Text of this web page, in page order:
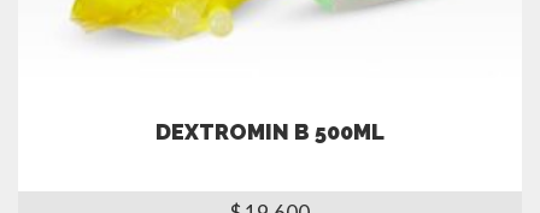
DEXTROMIN B 500ML